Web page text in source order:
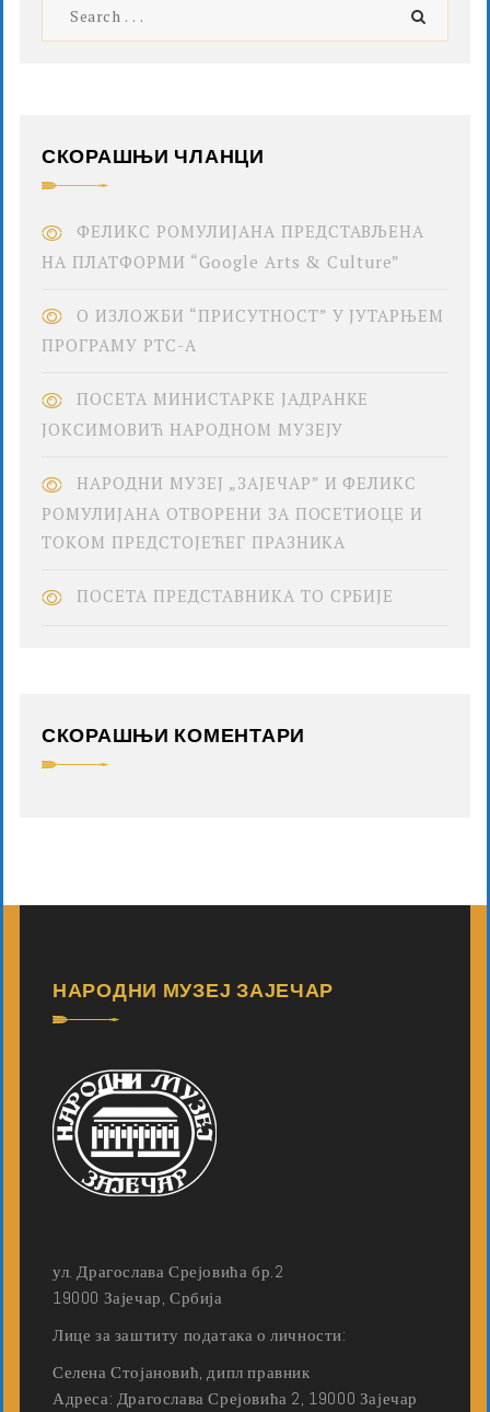
СКОРАШЊИ ЧЛАНЦИ
ФЕЛИКС РОМУЛИЈАНА ПРЕДСТАВЉЕНА
НА ПЛАТФОРМИ “Google Arts & Culture”
О ИЗЛОЖБИ “ПРИСУТНОСТ” У ЈУТАРЊЕМ
ПРОГРАМУ РТС-А
ПОСЕТА МИНИСТАРКЕ ЈАДРАНКЕ
ЈОКСИМОВИЋ НАРОДНОМ МУЗЕЈУ
НАРОДНИ МУЗЕЈ „ЗАЈЕЧАР” И ФЕЛИКС
РОМУЛИЈАНА ОТВОРЕНИ ЗА ПОСЕТИОЦЕ И
ТОКОМ ПРЕДСТОЈЕЋЕГ ПРАЗНИКА
ПОСЕТА ПРЕДСТАВНИКА ТО СРБИЈЕ
СКОРАШЊИ КОМЕНТАРИ
НАРОДНИ МУЗЕЈ ЗАЈЕЧАР
ул. Драгослава Срејовића бр.2
19000 Зајечар, Србија
Лице за заштиту података о личности:
Селена Стојановић, дипл правник
Адреса: Драгослава Срејовића 2, 19000 Зајечар